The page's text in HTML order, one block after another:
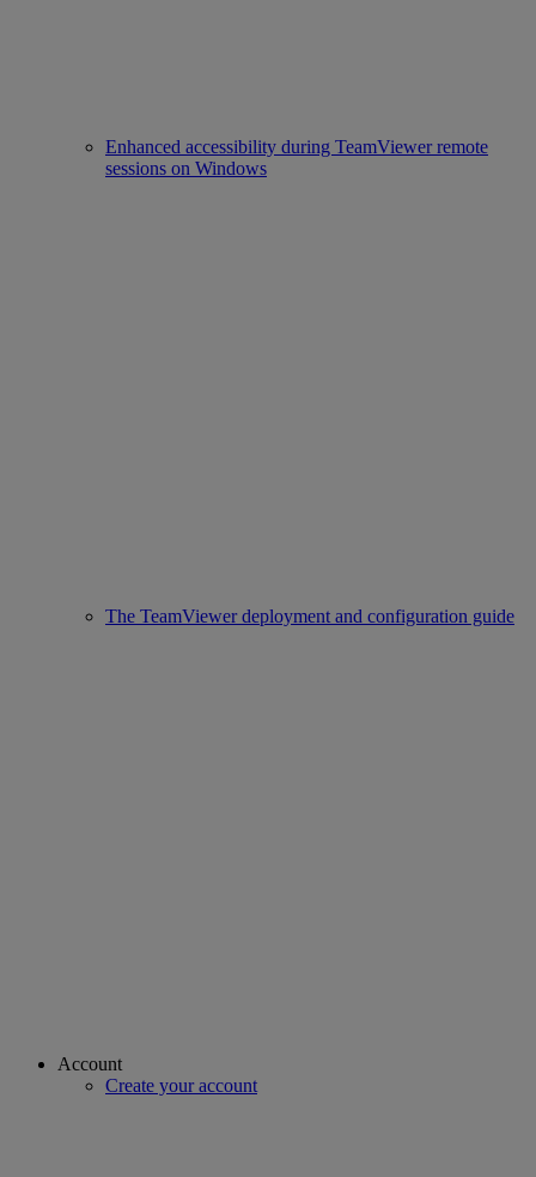
Enhanced accessibility during TeamViewer remote
sessions on Windows
The TeamViewer deployment and configuration guide
Account
Create your account